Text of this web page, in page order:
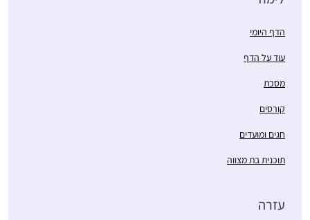
הדף היומי
עוד על הדף
מסכת
קורסים
חגים ומועדים
תוכנית בת מצווה
עזרה